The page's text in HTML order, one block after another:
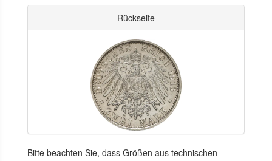
Rückseite
Bitte beachten Sie, dass Größen aus technischen